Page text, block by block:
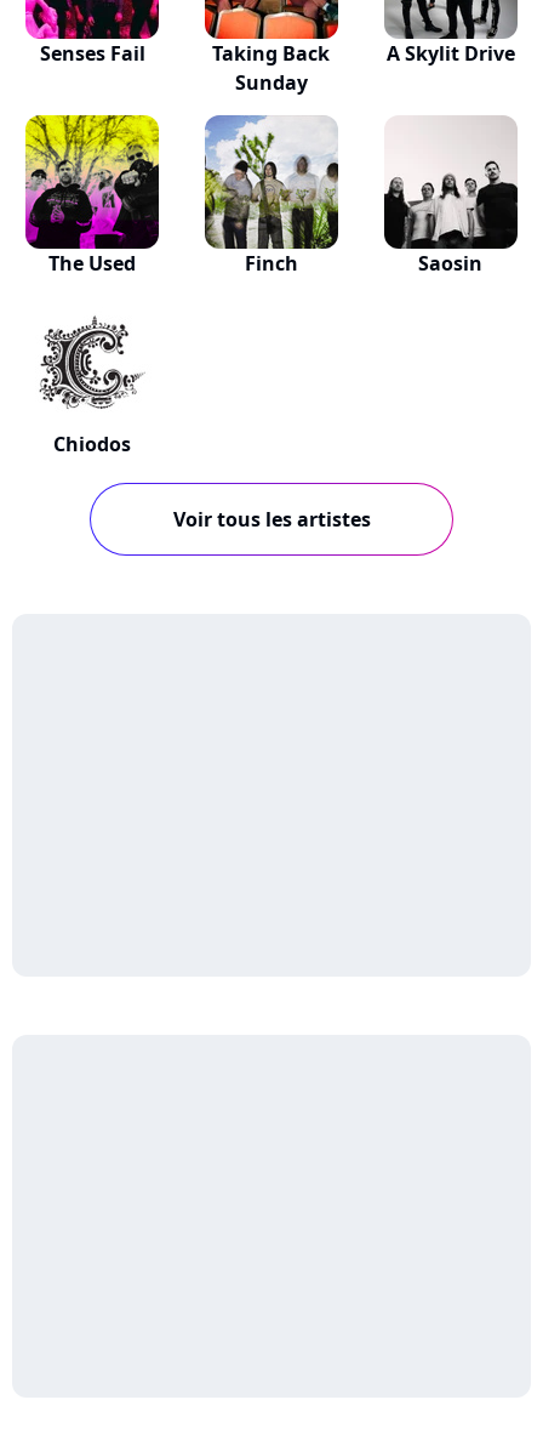
Senses Fail
Taking Back
Sunday
A Skylit Drive
The Used Finch Saosin
Chiodos
Voir tous les artistes